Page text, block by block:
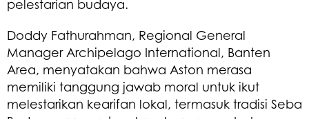
pelestarian budaya.
Doddy Fathurahman, Regional General
Manager Archipelago International, Banten
Area, menyatakan bahwa Aston merasa
memiliki tanggung jawab moral untuk ikut
melestarikan kearifan lokal, termasuk tradisi Seba